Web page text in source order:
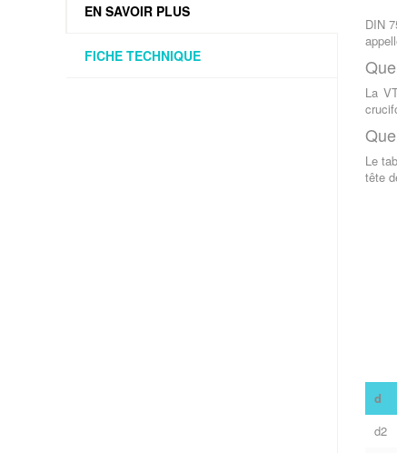
EN SAVOIR PLUS
FICHE TECHNIQUE
DIN
La
Le
tête
d
d2